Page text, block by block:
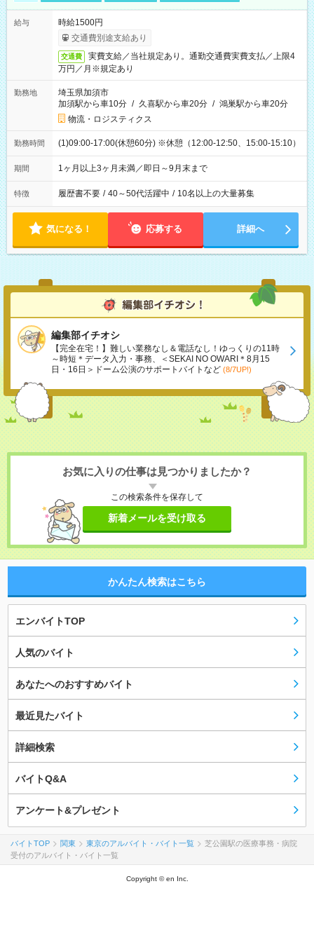
給与
時給1500円
交通費別途支給あり
交通費
実費支給／当社規定あり。通勤交通費実費支払／上限4
万円／月※規定あり
勤務地
埼玉県加須市
加須駅から車10分 / 久喜駅から車20分 / 鴻巣駅から車20分
物流・ロジスティクス
勤務時間 (1)09:00-17:00(休憩60分) ※休憩（12:00-12:50、15:00-15:10）
期間 1ヶ月以上3ヶ月未満／即日～9月末まで
特徴 履歴書不要 / 40～50代活躍中 / 10名以上の大量募集
気になる！ 応募する 詳細へ
編集部イチオシ
【完全在宅！】難しい業務なし＆電話なし！ゆっくりの11時
～時短＊データ入力・事務、＜SEKAI NO OWARI＊8月15
日・16日＞ドーム公演のサポートバイトなど (8/7UP!)
お気に入りの仕事は見つかりましたか？
この検索条件を保存して
新着メールを受け取る
かんたん検索はこちら
エンバイトTOP
人気のバイト
あなたへのおすすめバイト
最近見たバイト
詳細検索
バイトQ&A
アンケート&プレゼント
バイトTOP 関東 東京のアルバイト・バイト一覧
芝公園駅の医療事務・病院
受付のアルバイト・バイト一覧
Copyright © en Inc.